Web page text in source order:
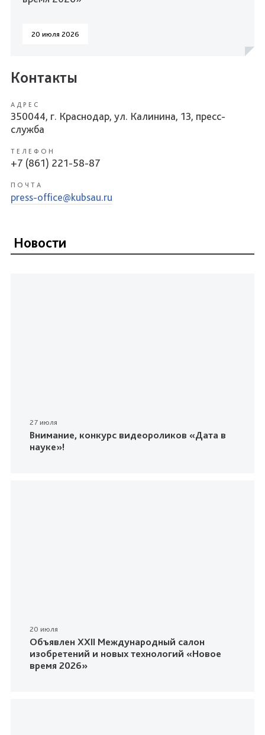
20 июля 2026
Контакты
АДРЕС
350044, г. Краснодар, ул. Калинина, 13, пресс-
служба
ТЕЛЕФОН
+7 (861) 221-58-87
ПОЧТА
press-office@kubsau.ru
Новости
27 июля
Внимание, конкурс видеороликов «Дата в
науке»!
20 июля
Объявлен XXII Международный салон
изобретений и новых технологий «Новое
время 2026»